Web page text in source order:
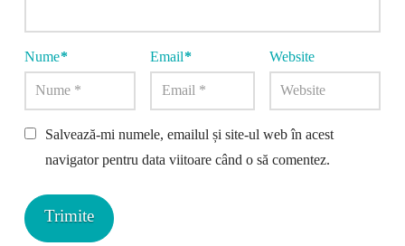
Nume* Email* Website
Salvează-mi numele, emailul și site-ul web în acest
navigator pentru data viitoare când o să comentez.